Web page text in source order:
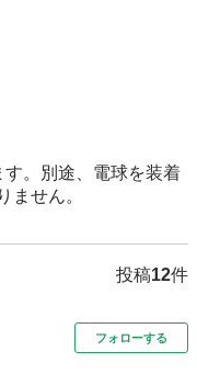
。別途、電球を装着
ません。
投稿12件
フォローする